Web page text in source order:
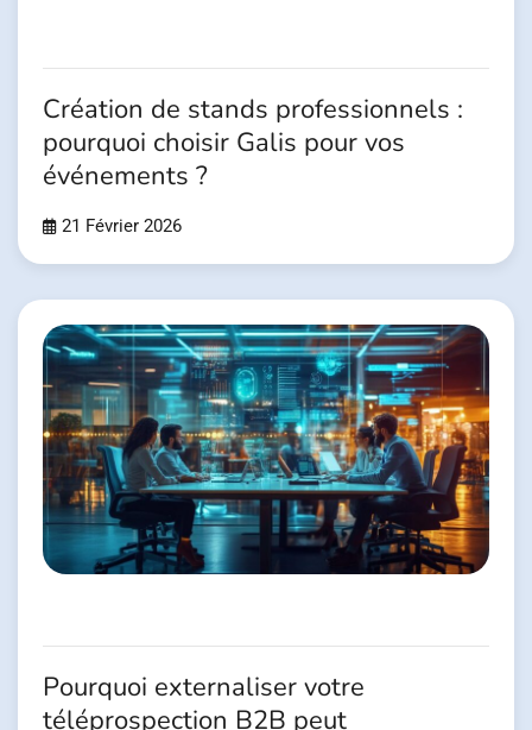
Création de stands professionnels :
pourquoi choisir Galis pour vos
événements ?
21 Février 2026
Pourquoi externaliser votre
téléprospection B2B peut